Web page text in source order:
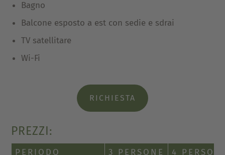
Bagno
Balcone esposto a est con sedie e sdrai
TV satellitare
Wi-Fi
RICHIESTA
PREZZI:
PERIODO 3 PERSONE
4